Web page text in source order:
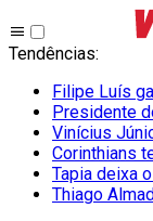
Tendências:
Filipe Luís
Presidente
Vinícius
Corinthians
Tapia deixa
Thiago